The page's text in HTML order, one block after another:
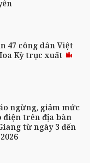
47 công dân Việt
Kỳ trục xuất
ngừng, giảm mức
điện trên địa bàn
từ ngày 3 đến